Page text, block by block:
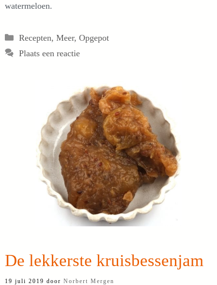
watermeloen.
Categorieën
Recepten, Meer, Opgepot
Plaats een reactie
De lekkerste kruisbessenjam
19 juli 2019 door Norbert Mergen